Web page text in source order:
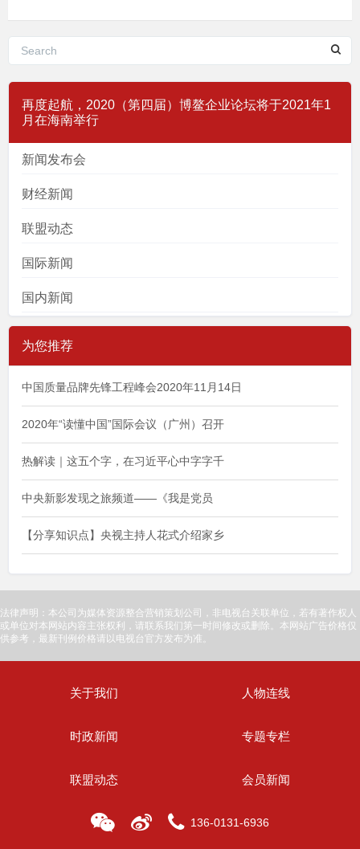
再度起航，2020（第四届）博鳌企业论坛将于2021年1
月在海南举行
新闻发布会
财经新闻
联盟动态
国际新闻
国内新闻
为您推荐
中国质量品牌先锋工程峰会2020年11月14日
2020年“读懂中国”国际会议（广州）召开
热解读｜这五个字，在习近平心中字字千
中央新影发现之旅频道——《我是党员
【分享知识点】央视主持人花式介绍家乡
法律声明：本公司为媒体资源整合营销策划公司，非电视台关联单位，若有著作权人
或单位对本网站内容主张权利，请联系我们第一时间修改或删除。本网站广告价格仅
供参考，最新刊例价格请以电视台官方发布为准。
关于我们 人物连线
时政新闻 专题专栏
联盟动态 会员新闻
136-0131-6936